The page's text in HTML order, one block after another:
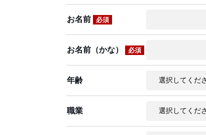
お名前 必須
お名前（かな） 必須
年齢
職業